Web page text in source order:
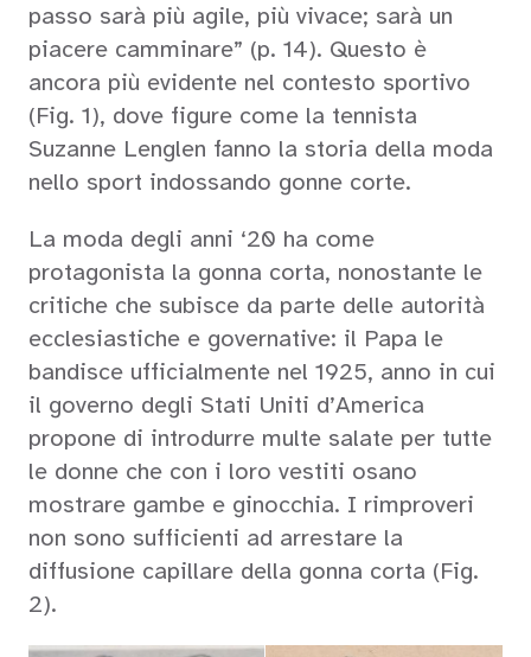
passo sarà più agile, più vivace; sarà un
piacere camminare” (p. 14). Questo è
ancora più evidente nel contesto sportivo
(Fig. 1), dove figure come la tennista
Suzanne Lenglen fanno la storia della moda
nello sport indossando gonne corte.
La moda degli anni ‘20 ha come
protagonista la gonna corta, nonostante le
critiche che subisce da parte delle autorità
ecclesiastiche e governative: il Papa le
bandisce ufficialmente nel 1925, anno in cui
il governo degli Stati Uniti d’America
propone di introdurre multe salate per tutte
le donne che con i loro vestiti osano
mostrare gambe e ginocchia. I rimproveri
non sono sufficienti ad arrestare la
diffusione capillare della gonna corta (Fig.
2).